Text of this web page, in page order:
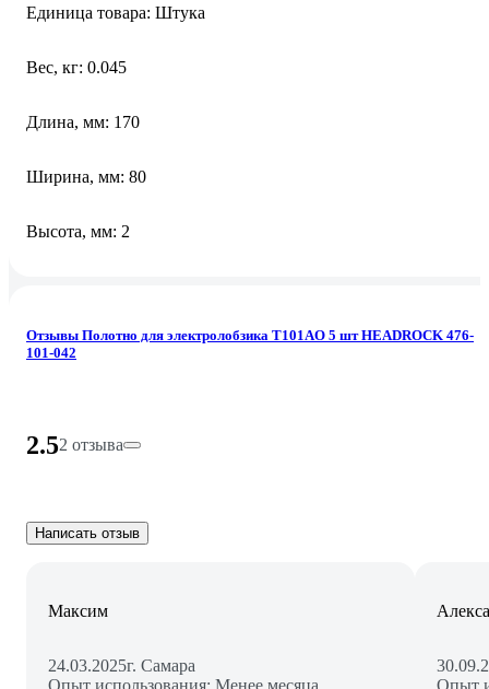
Единица товара: Штука
Вес, кг: 0.045
Длина, мм: 170
Ширина, мм: 80
Высота, мм: 2
Отзывы Полотно для электролобзика T101AO 5 шт HEADROCK 476-
101-042
2.52 отзыва
Написать отзыв
Максим
24.03.2025г. Самара
Опыт использования: Менее месяца
Опыт